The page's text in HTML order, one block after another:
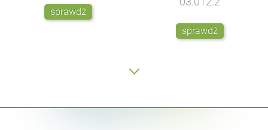
sprawdź
sprawdź